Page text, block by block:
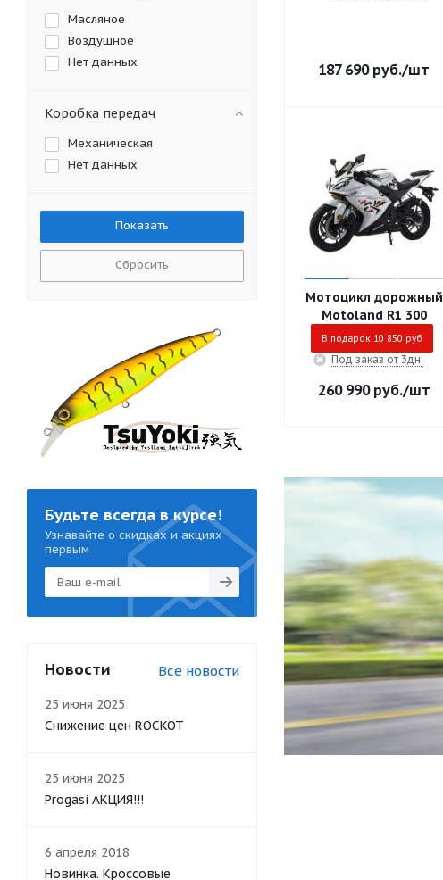
187 690руб./шт
Мотоцикл дорожный
Motoland R1 300
В подарок 10 850 руб
Под заказ от 3дн.
260 990руб./шт
Масляное
Воздушное
Нет данных
Коробка передач
Механическая
Нет данных
Сбросить
Будьте всегда в курсе!
Узнавайте о скидках и акциях
первым
Новости Все новости
25 июня 2025
Снижение цен ROCKOT
25 июня 2025
Progasi АКЦИЯ!!!
6 апреля 2018
Новинка. Кроссовые